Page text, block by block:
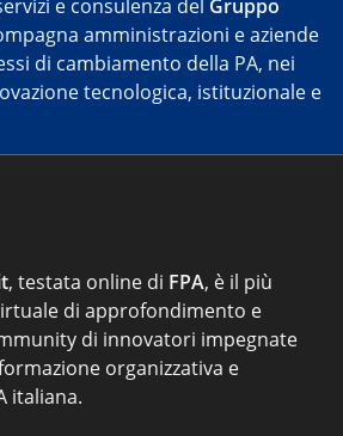
e consulenza del Gruppo
amministrazioni e aziende
di cambiamento della PA, nei
tecnologica, istituzionale e
, testata online di FPA, è il più
di approfondimento e
di innovatori impegnate
organizzativa e
italiana.